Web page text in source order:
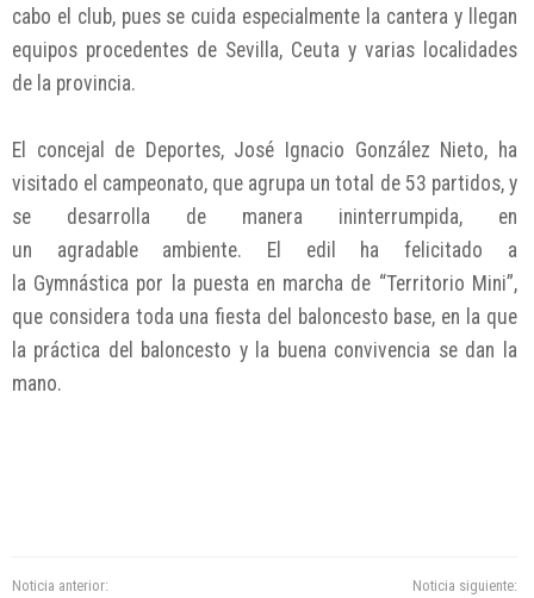
cabo el club, pues se cuida especialmente la cantera y llegan
equipos procedentes de Sevilla, Ceuta y varias localidades
de la provincia.
El concejal de Deportes, José Ignacio González Nieto, ha
visitado el campeonato, que agrupa un total de 53 partidos, y
se desarrolla de manera ininterrumpida, en
un agradable ambiente. El edil ha felicitado a
la Gymnástica por la puesta en marcha de “Territorio Mini”,
que considera toda una fiesta del baloncesto base, en la que
la práctica del baloncesto y la buena convivencia se dan la
mano.
Noticia anterior: Noticia siguiente: